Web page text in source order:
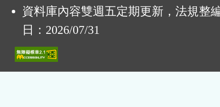
資料庫內容雙週五定期更新，法規整
日：2026/07/31